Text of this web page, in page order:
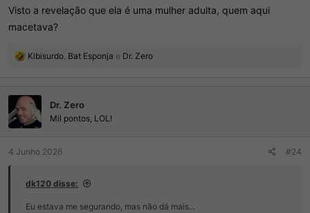
Visto a revelação que ela é uma mulher adulta, quem aqui
macetava?
R
ç
õ
e
s
Kibisurdo, Bat Esponja e Dr. Zero
Dr. Zero
Mil pontos, LOL!
4 Junho 2026 #24
dk120 disse:
Eu estava me segurando, mas não dá mais...